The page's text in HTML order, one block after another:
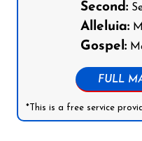
Second:
Alleluia:
Gospel:
FULL
*This is a free service